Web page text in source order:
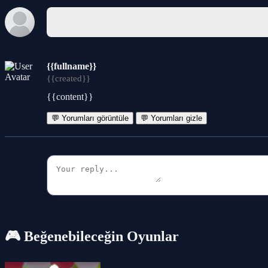
{{fullname}}
{{created}}
{{content}}
💬 Yorumları görüntüle 💬 Yorumları gizle
🎮 Beğenebileceğin Oyunlar